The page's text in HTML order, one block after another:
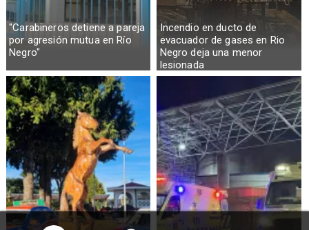
"Carabineros detiene a pareja
por agresión mutua en Río
Negro"
Incendio en ducto de
evacuador de gases en Rio
Negro deja una menor
lesionada